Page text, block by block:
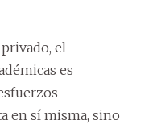
el
es
en sí misma, sino